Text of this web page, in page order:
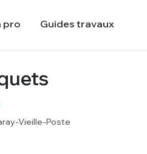
pro Guides travaux
Vieille-Poste